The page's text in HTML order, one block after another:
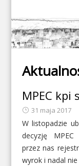
MPEC kpi
31 maja 2017
W listopadzie
decyzję
przez nas
wyrok i nadal